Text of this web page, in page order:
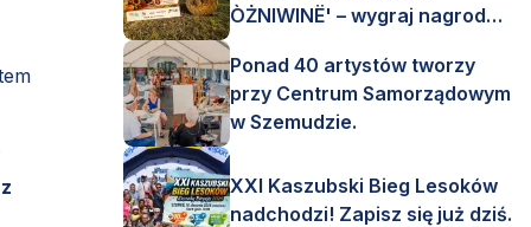
ÒŻNIWINË' – wygraj nagrody
Ponad 40 artystów tworzy
przy Centrum Samorządowym
w Szemudzie.
XXI Kaszubski Bieg Lesoków
nadchodzi! Zapisz się już dziś.